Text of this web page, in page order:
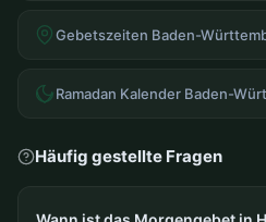
Gebetszeiten Baden-
Ramadan Kalender Baden-
Häufig gestellte Fragen